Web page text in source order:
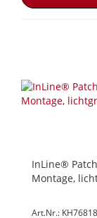
InLine®
Montage,
Art.Nr.: